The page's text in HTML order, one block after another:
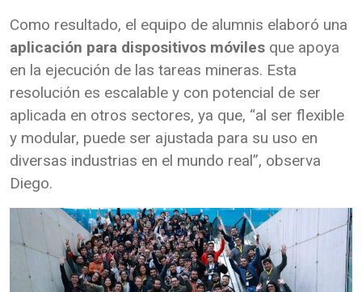
Como resultado, el equipo de alumnis elaboró una
aplicación para dispositivos móviles que apoya
en la ejecución de las tareas mineras. Esta
resolución es escalable y con potencial de ser
aplicada en otros sectores, ya que, “al ser flexible
y modular, puede ser ajustada para su uso en
diversas industrias en el mundo real”, observa
Diego.